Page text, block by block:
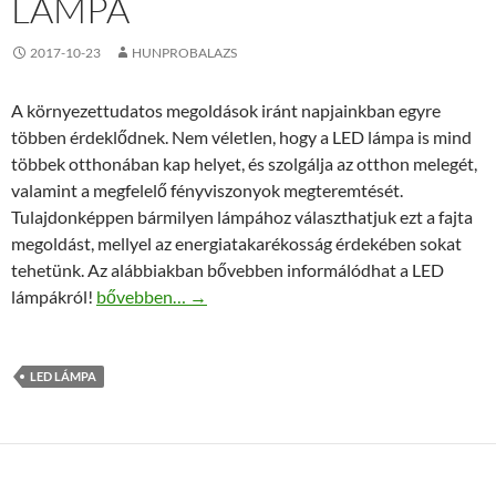
LÁMPA
2017-10-23 HUNPROBALAZS
A környezettudatos megoldások iránt napjainkban egyre
többen érdeklődnek. Nem véletlen, hogy a LED lámpa is mind
többek otthonában kap helyet, és szolgálja az otthon melegét,
valamint a megfelelő fényviszonyok megteremtését.
Tulajdonképpen bármilyen lámpához választhatjuk ezt a fajta
megoldást, mellyel az energiatakarékosság érdekében sokat
tehetünk. Az alábbiakban bővebben informálódhat a LED
lámpákról! Energiatakarékosság a mindennapokban: led lámpa
bővebben… →
LED LÁMPA